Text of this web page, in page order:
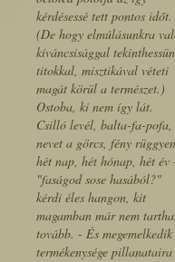
kérdésessé tett pontos időt.
(De hogy elmúlásunkra
kíváncsisággal
titokkal, misztikával véteti
magát körül a természet.)
Ostoba, ki nem így lát.
Csilló levél, balta-fa-pofa,
nevet a görcs, fény
hét nap, hét hónap, hét év
"faságod sose hasából?"
kérdi éles hangon, kit
magamban már nem
tovább. - És megemelkedik
termékenysége pillanataira